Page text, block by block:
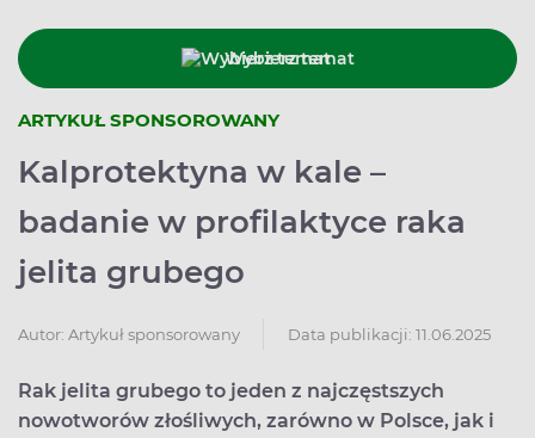
Wybierz temat
ARTYKUŁ SPONSOROWANY
Kalprotektyna w kale –
badanie w profilaktyce raka
jelita grubego
Autor: Artykuł sponsorowany Data publikacji: 11.06.2025
Rak jelita grubego to jeden z najczęstszych
nowotworów złośliwych, zarówno w Polsce, jak i